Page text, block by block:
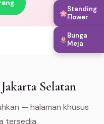
Selatan
— halaman khusus
tersedia
Standing
Flower
Bunga
Meja